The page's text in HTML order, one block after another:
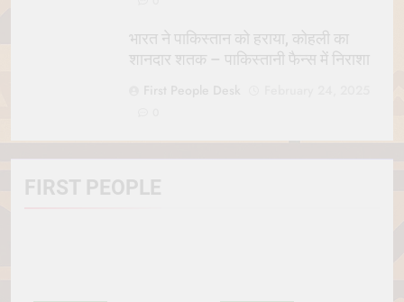
FIRST PEOPLE
भारत ने पाकिस्तान को हराया, कोहली का
शानदार शतक – पाकिस्तानी फैन्स में निराशा